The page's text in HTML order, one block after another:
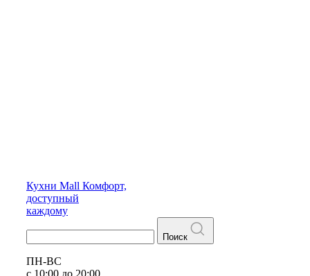
Кухни Mall Комфорт,
доступный
каждому
Поиск
ПН-ВС
с 10:00 до 20:00